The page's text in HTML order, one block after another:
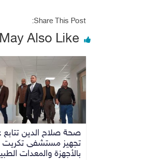
Share This Post:
Also Like
صحة صلاح الدين تتابع
تجهيز مستشفى تكريت
بالأجهزة والمعدات